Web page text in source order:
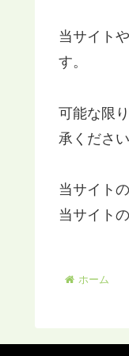
当サイト
す。
可能な限
承ください
当サイト
当サイト
ホーム